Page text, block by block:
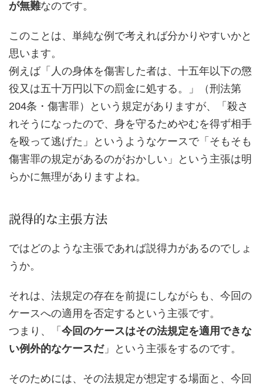
が無難なのです。
このことは、単純な例で考えれば分かりやすいかと
思います。
例えば「人の身体を傷害した者は、十五年以下の懲
役又は五十万円以下の罰金に処する。」（刑法第
204条・傷害罪）という規定がありますが、「殺さ
れそうになったので、身を守るためやむを得ず相手
を殴って逃げた」というようなケースで「そもそも
傷害罪の規定があるのがおかしい」という主張は明
らかに無理がありますよね。
説得的な主張方法
ではどのような主張であれば説得力があるのでしょ
うか。
それは、法規定の存在を前提にしながらも、今回の
ケースへの適用を否定するという主張です。
つまり、「 今回のケースはその法規定を適用できな
い例外的なケースだ」という主張をするのです。
そのためには、その法規定が想定する場面と、今回